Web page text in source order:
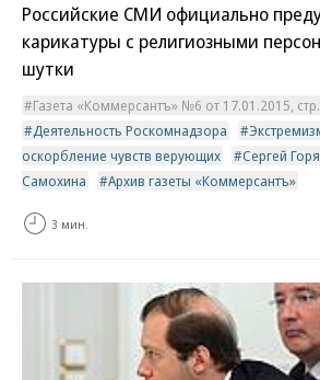
Российские СМИ официально
карикатуры с религиозными
шутки
Газета «Коммерсантъ» №6 от 17.01.2015,
Деятельность Роскомнадзора
оскорбление чувств верующих
Сергей
Самохина
Архив газеты «Коммерсантъ»
3 мин.